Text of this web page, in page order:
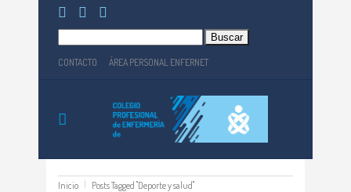
CONTACTO ÁREA PERSONAL ENFERNET
Inicio Posts Tagged "Deporte y salud"